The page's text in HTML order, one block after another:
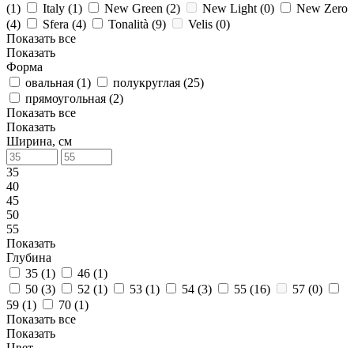
(1) Italy (1) New Green (2) New Light (0)
New Zero
(4) Sfera (4) Tonalità (9) Velis (0)
Показать все
Показать
Форма
овальная (1) полукруглая (25)
прямоугольная (2)
Показать все
Показать
Ширина, см
35
40
45
50
55
Показать
Глубина
35 (1) 46 (1)
50 (3) 52 (1) 53 (1) 54 (3) 55 (16) 57 (0)
59 (1) 70 (1)
Показать все
Показать